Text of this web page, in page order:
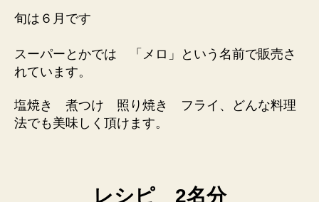
旬は６月です
スーパーとかでは 「メロ」という名前で販売さ
れています。
塩焼き 煮つけ 照り焼き フライ、どんな料理
法でも美味しく頂けます。
レシピ 2名分